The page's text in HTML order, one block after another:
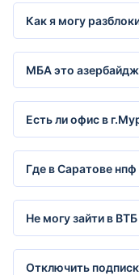
Как я могу
МБА это
Есть ли офис в
Где в Саратове
Не могу зайти в
Отключить